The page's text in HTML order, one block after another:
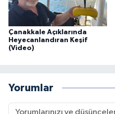
Çanakkale Açıklarında
Heyecanlandıran Keşif
(Video)
Yorumlar